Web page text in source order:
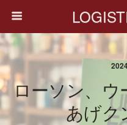
ローソン、ウ
あげク